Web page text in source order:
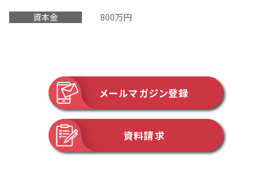
資本金
800万円
メールマガジン登録
資料請求